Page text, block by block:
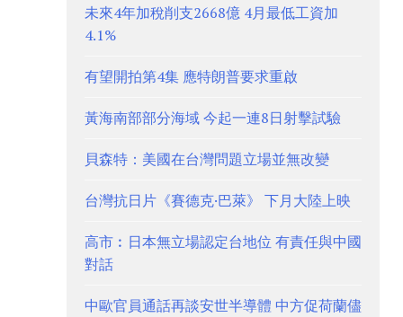
未來4年加稅削支2668億 4月最低工資加
4.1%
有望開拍第4集 應特朗普要求重啟
黃海南部部分海域 今起一連8日射擊試驗
貝森特：美國在台灣問題立場並無改變
台灣抗日片《賽德克·巴萊》 下月大陸上映
高市︰日本無立場認定台地位 有責任與中國
對話
中歐官員通話再談安世半導體 中方促荷蘭儘